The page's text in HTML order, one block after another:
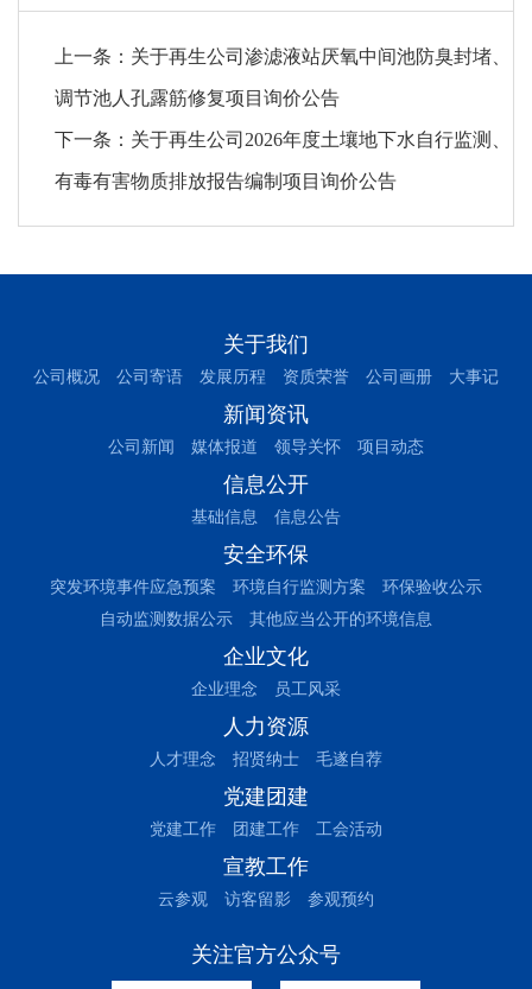
上一条： 关于再生公司渗滤液站厌氧中间池防臭封堵、
调节池人孔露筋修复项目询价公告
下一条： 关于再生公司2026年度土壤地下水自行监测、
有毒有害物质排放报告编制项目询价公告
关于我们
公司概况 公司寄语 发展历程 资质荣誉 公司画册 大事记
新闻资讯
公司新闻 媒体报道 领导关怀 项目动态
信息公开
基础信息 信息公告
安全环保
突发环境事件应急预案 环境自行监测方案
环保验收公示
自动监测数据公示
其他应当公开的环境信息
企业文化
企业理念 员工风采
人力资源
人才理念 招贤纳士 毛遂自荐
党建团建
党建工作 团建工作 工会活动
宣教工作
云参观 访客留影 参观预约
关注官方公众号